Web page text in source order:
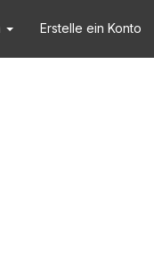
Erstelle ein Konto